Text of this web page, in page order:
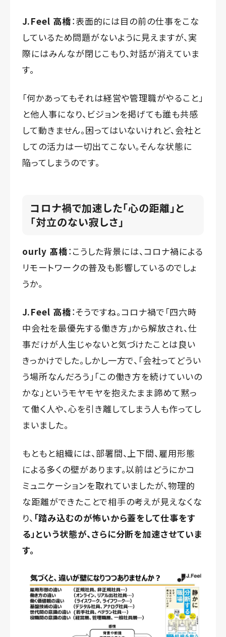
J.Feel 高橋：表面的には目の前の仕事をこな
しているため問題がないように見えますが、実
際にはみんなが閉じこもり、対話が消えていま
す。
「何かあってもそれは経営や管理職がやること」
と他人事になり、ビジョンを掲げても誰も共感
して動きません。困ってはいないけれど、会社と
しての活力は一切出てこない。そんな状態に
陥ってしまうのです。
コロナ禍で加速した「心の距離」と
「対立のない寂しさ」
ourly 髙橋：こうした背景には、コロナ禍による
リモートワークの普及も影響しているのでしょ
うか。
J.Feel 高橋：そうですね。コロナ禍で「四六時
中会社を最優先する働き方」から解放され、仕
事だけが人生じゃないと気づけたことは良い
きっかけでした。しかし一方で、「会社ってどうい
う場所なんだろう」「この働き方を続けていいの
かな」というモヤモヤを抱えたまま諦めて黙っ
て働く人や、心を引き離してしまう人も作ってし
まいました。
もともと組織には、部署間、上下間、雇用形態
による多くの壁があります。以前はどうにかコ
ミュニケーションを取れていましたが、物理的
な距離ができたことで相手の考えが見えなくな
り、 「踏み込むのが怖いから蓋をして仕事をす
る」という状態が、さらに分断を加速させていま
す。